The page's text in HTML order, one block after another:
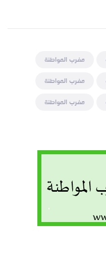
مغرب المواطنة
مغرب المواطنة
مغرب المواطنة